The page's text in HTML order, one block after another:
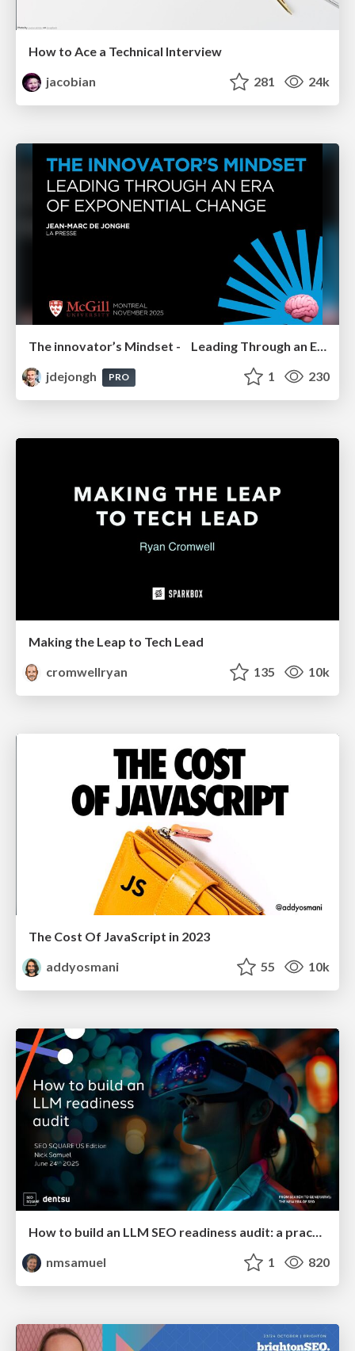
How to Ace a Technical Interview
jacobian
281 24k
The innovator’s Mindset - Leading Through an Era of Exponential Change - McGill University 2025
jdejongh
PRO 1 230
Making the Leap to Tech Lead
cromwellryan
135 10k
The Cost Of JavaScript in 2023
addyosmani
55 10k
nmsamuel
1 820